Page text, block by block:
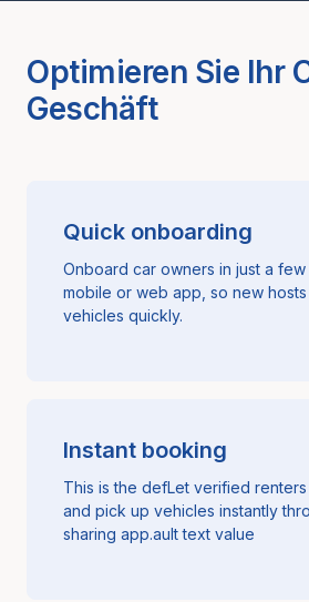
Optimieren Sie Ihr
Geschäft
Quick onboarding
Onboard car owners in just a
mobile or web app, so new
vehicles quickly.
Instant booking
This is the defLet verified
and pick up vehicles instantly
sharing app.ault text value